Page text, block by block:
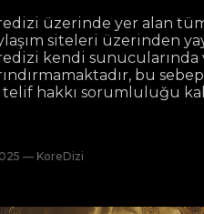
üzerinde yer alan
siteleri üzerinden
kendi
bu
hakkı sorumluluğu
— KoreDizi